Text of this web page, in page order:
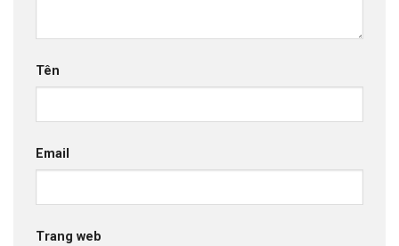
Tên
Email
Trang web